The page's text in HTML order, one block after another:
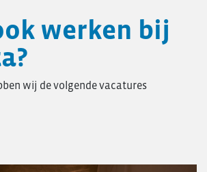
utiliteitsbouw
woningbouw
werken bij
wij de volgende vacatures